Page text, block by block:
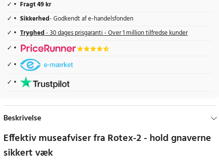
Fragt 49 kr
Sikkerhed- Godkendt af e-handelsfonden
Tryghed- 30 dages prisgaranti - Over 1 million tilfredse kunder
Beskrivelse
Effektiv museafviser fra Rotex-2 - hold gnaverne
sikkert væk